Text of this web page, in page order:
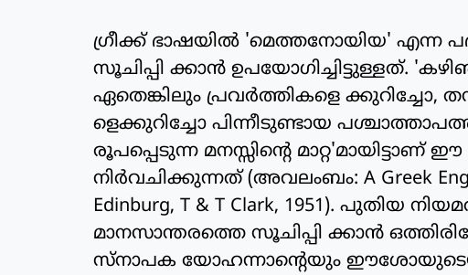
ഗ്രീക്ക് ഭാഷയില്‍ 'മെത്തനോയിയ' എന്ന
സൂചിപ്പി ക്കാന്‍ ഉപയോഗിച്ചിട്ടുള്ളത്.
ഏതെങ്കിലും പ്രവര്‍ത്തികളെ ക്കുറിച്ചോ,
ളെക്കുറിച്ചോ പിന്നീടുണ്ടായ
രൂപപ്പെടുന്ന മനസ്സിന്റെ
നിര്‍വചിക്കുന്നത് (അവലംബം: A Greek
Edinburg, T & T Clark, 1951). പുതിയ
മാനസാന്തരത്തെ സൂചിപ്പി ക്കാന്‍
സ്‌നാപക യോഹന്നാന്റെയും